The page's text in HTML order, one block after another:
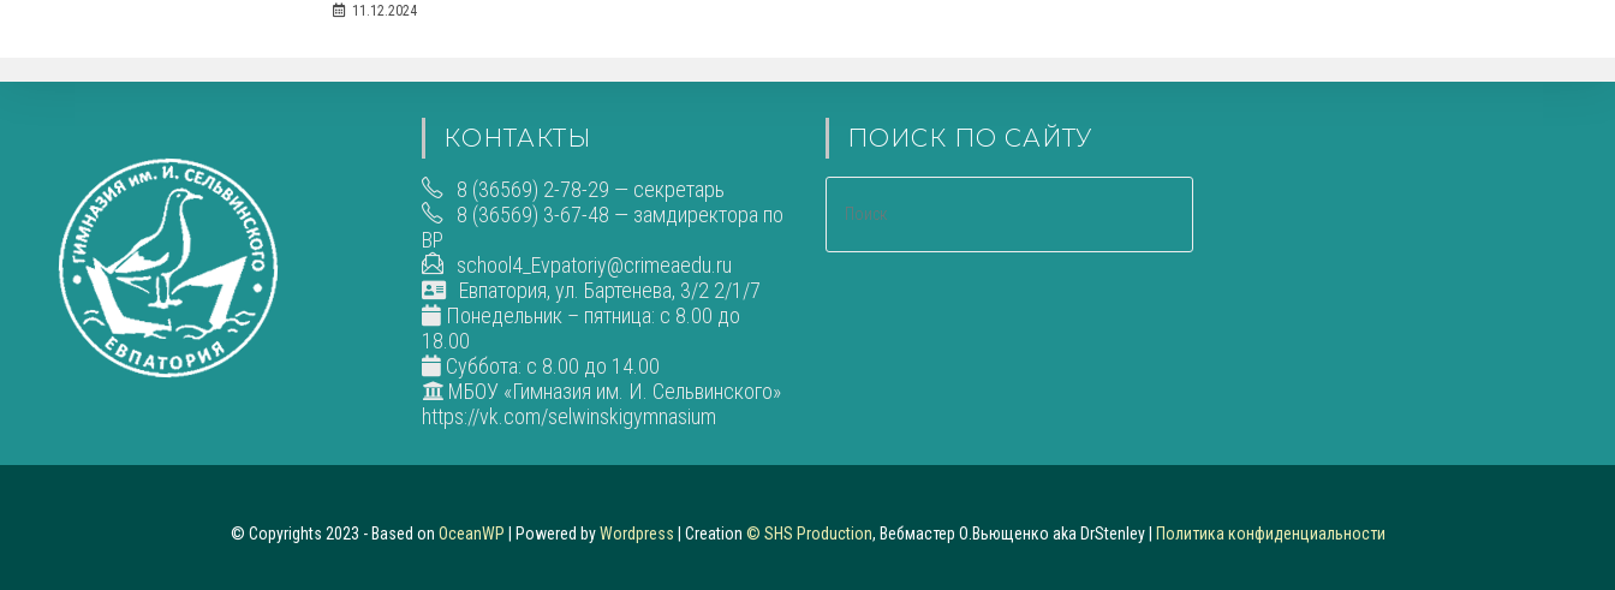
11.12.2024
КОНТАКТЫ
8 (36569) 2-78-29 — секретарь
8 (36569) 3-67-48 — замдиректора по
ВР
school4_Evpatoriy@crimeaedu.ru
Евпатория, ул. Бартенева, 3/2 2/1/7
Понедельник – пятница: с 8.00 до
18.00
Суббота: с 8.00 до 14.00
МБОУ «Гимназия им. И. Сельвинского»
https://vk.com/selwinskigymnasium
ПОИСК ПО САЙТУ
© Copyrights 2023 - Based on OceanWP | Powered byWordpress | Creation © SHS Production, Вебмастер О.Вьющенко aka DrStenley | Политика конфиденциальности